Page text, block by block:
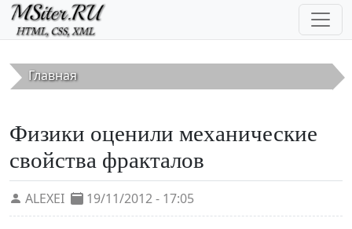
Перейти к основному содержанию
Главная
Физики оценили механические
свойства фракталов
ALEXEI 19/11/2012 - 17:05